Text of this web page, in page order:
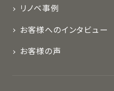
リノベ事例
お客様へのインタビュー
お客様の声